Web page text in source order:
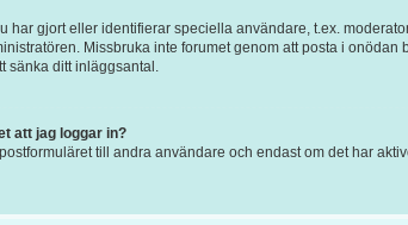
gjort eller identifierar speciella användare, t.ex.
Missbruka inte forumet genom att posta i onödan
sänka ditt inläggsantal.
att jag loggar in?
till andra användare och endast om det har